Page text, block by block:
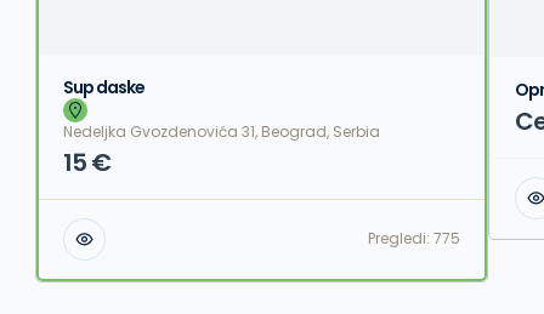
Sup daske
Nedeljka Gvozdenovića 31, Beograd, Serbia
15 €
Pregledi:775